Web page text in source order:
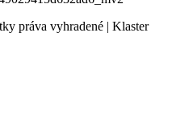
práva vyhradené | Klaster